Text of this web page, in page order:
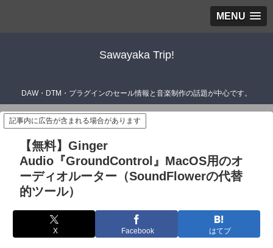
MENU
Sawayaka Trip!
DAW・DTM・プラグインのセール情報と音楽制作の話題が中心です。
記事内に広告が含まれる場合があります
【無料】Ginger
Audio『GroundControl』MacOS用のオ
ーディオルーター（SoundFlowerの代替
的ツール）
X Facebook はてブ